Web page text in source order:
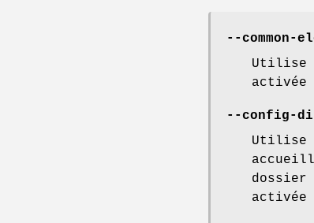
--common-
Utilise
activée
--config-
Utilise
activée